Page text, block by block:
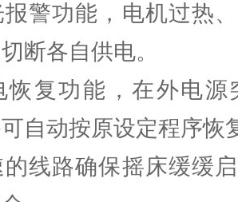
报警功能，电机过热
断各自供电。
恢复功能，在外电源
自动按原设定程序恢
线路确保摇床缓缓